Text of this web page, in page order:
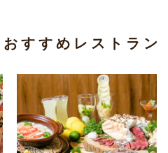
おすすめレストラン